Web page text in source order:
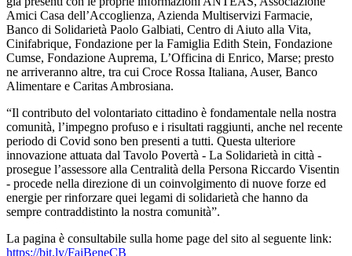
Amici Casa dell’Accoglienza, Azienda Multiservizi Farmacie,
Banco di Solidarietà Paolo Galbiati, Centro di Aiuto alla Vita,
Cinifabrique, Fondazione per la Famiglia Edith Stein, Fondazione
Cumse, Fondazione Auprema, L’Officina di Enrico, Marse; presto
ne arriveranno altre, tra cui Croce Rossa Italiana, Auser, Banco
Alimentare e Caritas Ambrosiana.
“Il contributo del volontariato cittadino è fondamentale nella nostra
comunità, l’impegno profuso e i risultati raggiunti, anche nel recente
periodo di Covid sono ben presenti a tutti. Questa ulteriore
innovazione attuata dal Tavolo Povertà - La Solidarietà in città -
prosegue l’assessore alla Centralità della Persona Riccardo Visentin
- procede nella direzione di un coinvolgimento di nuove forze ed
energie per rinforzare quei legami di solidarietà che hanno da
sempre contraddistinto la nostra comunità”.
La pagina è consultabile sulla home page del sito al seguente link:
https://bit.ly/FaiBeneCB